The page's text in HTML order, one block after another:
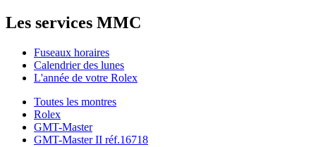
Les services MMC
Fuseaux horaires
Calendrier des lunes
L'année de votre Rolex
Toutes les montres
Rolex
GMT-Master
GMT-Master II réf.16718